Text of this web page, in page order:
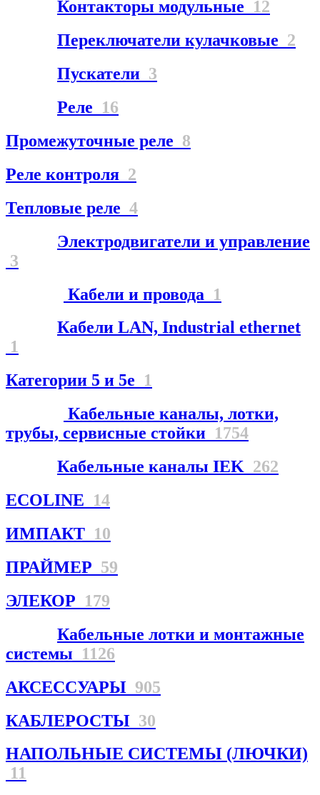
Контакторы модульные 12
Переключатели кулачковые 2
Пускатели 3
Реле 16
Промежуточные реле 8
Реле контроля 2
Тепловые реле 4
Электродвигатели и управление
3
Кабели и провода 1
Кабели LAN, Industrial ethernet
1
Категории 5 и 5е 1
Кабельные каналы, лотки,
трубы, сервисные стойки 1754
Кабельные каналы IEK 262
ECOLINE 14
ИМПАКТ 10
ПРАЙМЕР 59
ЭЛЕКОР 179
Кабельные лотки и монтажные
системы 1126
АКСЕССУАРЫ 905
КАБЛЕРОСТЫ 30
НАПОЛЬНЫЕ СИСТЕМЫ (ЛЮЧКИ)
11